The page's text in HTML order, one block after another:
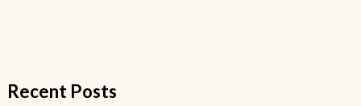
Recent Posts